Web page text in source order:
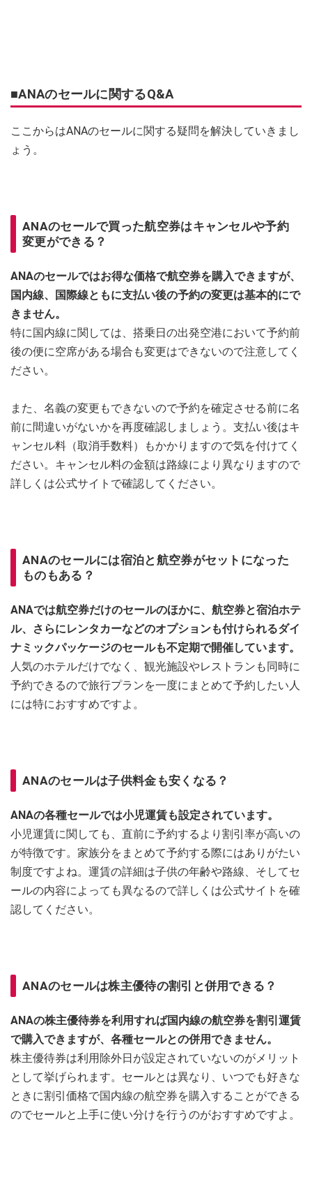
■ANAのセールに関するQ&A
ここからはANAのセールに関する疑問を解決していきまし
ょう。
ANAのセールで買った航空券はキャンセルや予約
変更ができる？
ANAのセールではお得な価格で航空券を購入できますが、
国内線、国際線ともに支払い後の予約の変更は基本的にで
きません。
特に国内線に関しては、搭乗日の出発空港において予約前
後の便に空席がある場合も変更はできないので注意してく
ださい。
また、名義の変更もできないので予約を確定させる前に名
前に間違いがないかを再度確認しましょう。支払い後はキ
ャンセル料（取消手数料）もかかりますので気を付けてく
ださい。キャンセル料の金額は路線により異なりますので
詳しくは公式サイトで確認してください。
ANAのセールには宿泊と航空券がセットになった
ものもある？
ANAでは航空券だけのセールのほかに、航空券と宿泊ホテ
ル、さらにレンタカーなどのオプションも付けられるダイ
ナミックパッケージのセールも不定期で開催しています。
人気のホテルだけでなく、観光施設やレストランも同時に
予約できるので旅行プランを一度にまとめて予約したい人
には特におすすめですよ。
ANAのセールは子供料金も安くなる？
ANAの各種セールでは小児運賃も設定されています。
小児運賃に関しても、直前に予約するより割引率が高いの
が特徴です。家族分をまとめて予約する際にはありがたい
制度ですよね。運賃の詳細は子供の年齢や路線、そしてセ
ールの内容によっても異なるので詳しくは公式サイトを確
認してください。
ANAのセールは株主優待の割引と併用できる？
ANAの株主優待券を利用すれば国内線の航空券を割引運賃
で購入できますが、各種セールとの併用できません。
株主優待券は利用除外日が設定されていないのがメリット
として挙げられます。セールとは異なり、いつでも好きな
ときに割引価格で国内線の航空券を購入することができる
のでセールと上手に使い分けを行うのがおすすめですよ。